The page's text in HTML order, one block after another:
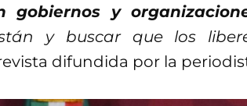
gobiernos y
y buscar que los
difundida por la